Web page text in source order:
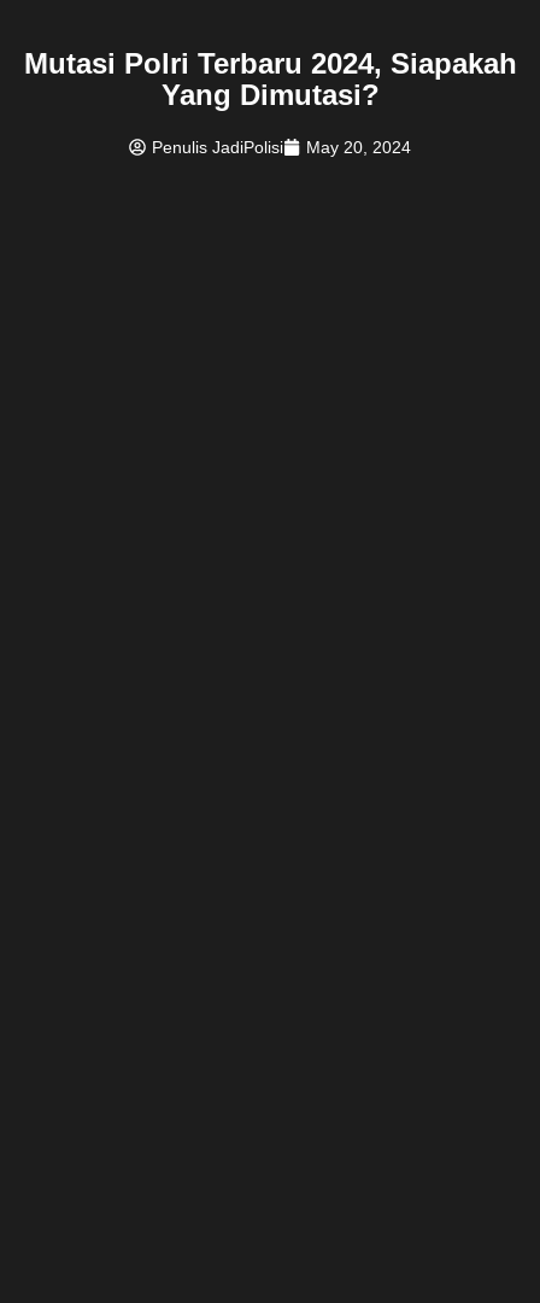
Mutasi Polri Terbaru 2024, Siapakah
Yang Dimutasi?
Penulis JadiPolisi May 20, 2024